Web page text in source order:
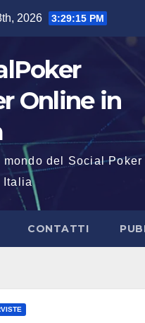
2026 3:29:15 PM
Online in
mondo del Social Poker
Italia
CONTATTI